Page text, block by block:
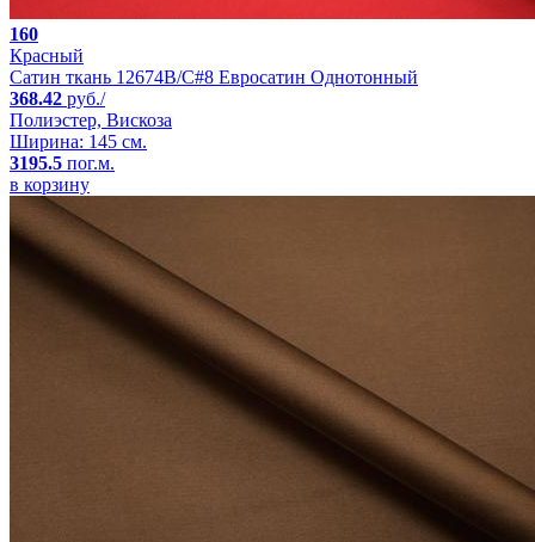
160
Красный
Сатин ткань 12674B/C#8 Евросатин Однотонный
368.42 руб./
Полиэстер, Вискоза
Ширина: 145 см.
3195.5 пог.м.
в корзину